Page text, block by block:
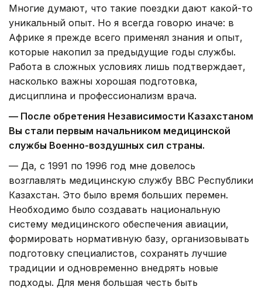
Многие думают, что такие поездки дают какой-то
уникальный опыт. Но я всегда говорю иначе: в
Африке я прежде всего применял знания и опыт,
которые накопил за предыдущие годы службы.
Работа в сложных условиях лишь подтверждает,
насколько важны хорошая подготовка,
дисциплина и профессионализм врача.
— После обретения Независимости Казахстаном
Вы стали первым начальником медицинской
службы Военно-воздушных сил страны.
— Да, с 1991 по 1996 год мне довелось
возглавлять медицинскую службу ВВС Республики
Казахстан. Это было время больших перемен.
Необходимо было создавать национальную
систему медицинского обеспечения авиации,
формировать нормативную базу, организовывать
подготовку специалистов, сохранять лучшие
традиции и одновременно внедрять новые
подходы. Для меня большая честь быть